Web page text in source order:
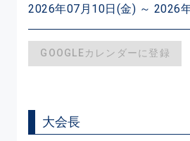
2026年07月10日(金) ～ 2026
GOOGLEカレンダーに登録
大会長